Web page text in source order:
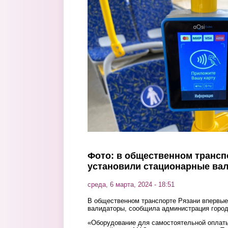
Перейти к основному содержанию
Фото: в общественном
установили стационарные
среда, 6 марта, 2024 - 18:51
В общественном транспорте Рязани
валидаторы, сообщила администрация
«Оборудование для самостоятельной